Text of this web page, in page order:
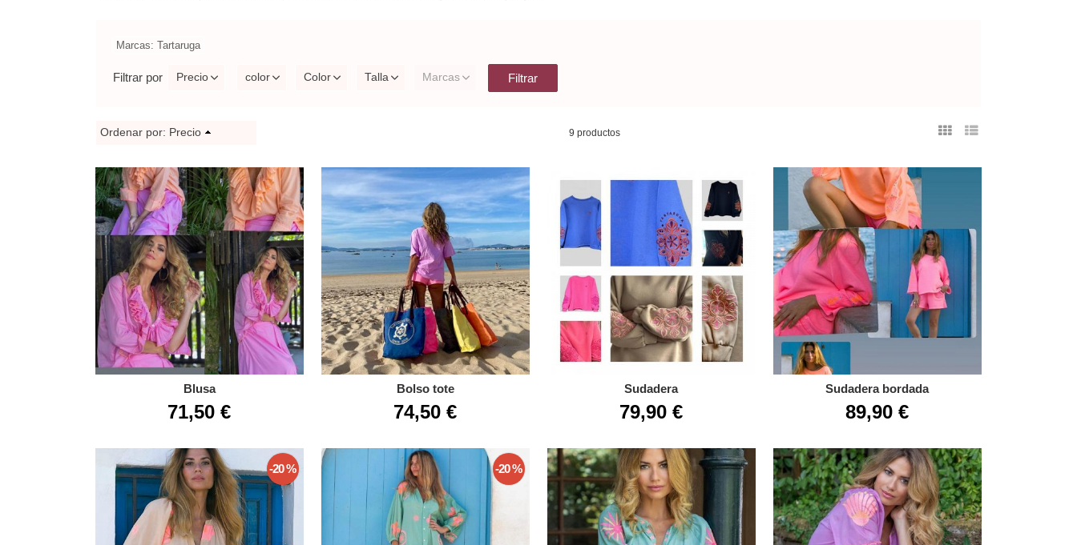
Marcas: Tartaruga
Filtrar por Precio color Color Talla Marcas
Ordenar por: Precio 9 productos
Blusa
71,50 €
Bolso tote
74,50 €
Sudadera
79,90 €
Sudadera bordada
89,90 €
-20 % -20 %